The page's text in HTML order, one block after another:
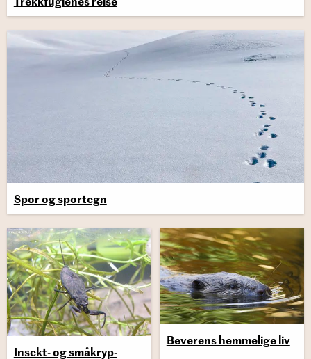
Spor og spor­tegn
Insekt-​ og små­kryp­
Be­ve­rens hem­me­li­ge liv